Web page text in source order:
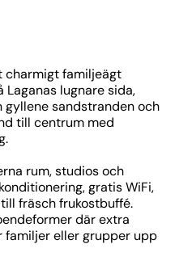
charmigt familjeägt
lugnare sida,
sandstranden och
till centrum med
rum, studios och
gratis WiFi,
fräsch frukostbuffé.
där extra
eller grupper upp